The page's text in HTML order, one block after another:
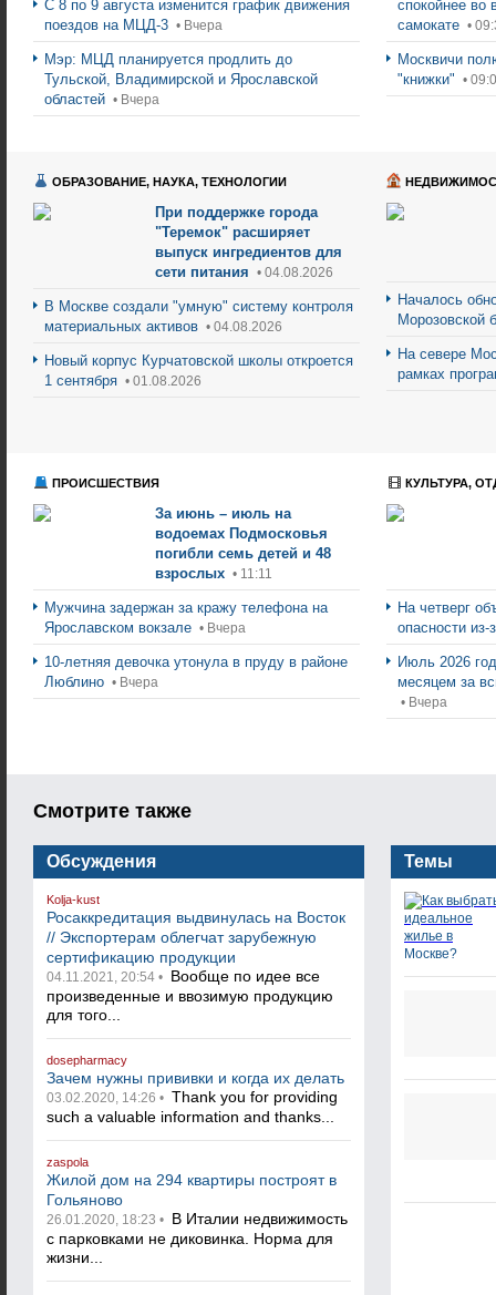
С 8 по 9 августа изменится график движения
поездов на МЦД-3 • Вчера
Мэр: МЦД планируется продлить до
Тульской, Владимирской и Ярославской
областей • Вчера
спокойнее во
самокате •
Москвичи
"книжки" •
ОБРАЗОВАНИЕ, НАУКА, ТЕХНОЛОГИИ
При поддержке города
"Теремок" расширяет
выпуск ингредиентов для
сети питания • 04.08.2026
В Москве создали "умную" систему контроля
материальных активов • 04.08.2026
Новый корпус Курчатовской школы откроется
1 сентября • 01.08.2026
Началось
Морозовской
На севере
рамках
ПРОИСШЕСТВИЯ
За июнь – июль на
водоемах Подмосковья
погибли семь детей и 48
взрослых • 11:11
Мужчина задержан за кражу телефона на
Ярославском вокзале • Вчера
10-летняя девочка утонула в пруду в районе
Люблино • Вчера
КУЛЬТУРА,
На четверг
опасности из-
Июль 2026
месяцем за
• Вчера
Смотрите также
Обсуждения
Kolja-kust
Росаккредитация выдвинулась на Восток
// Экспортерам облегчат зарубежную
сертификацию продукции
04.11.2021, 20:54 • Вообще по идее все
произведенные и ввозимую продукцию
для того...
dosepharmacy
Зачем нужны прививки и когда их делать
03.02.2020, 14:26 • Thank you for providing
such a valuable information and thanks...
zaspola
Жилой дом на 294 квартиры построят в
Гольяново
26.01.2020, 18:23 • В Италии недвижимость
с парковками не диковинка. Норма для
жизни...
Темы